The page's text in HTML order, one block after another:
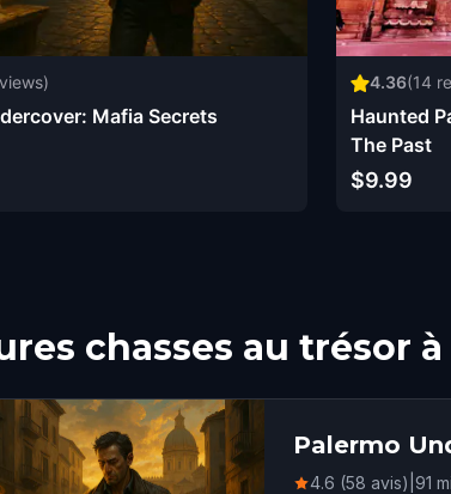
Mafia Secrets
4.36(14
Haunted
The Past
$9.99
chasses au trésor
Palermo
4.6 (58 avis) 91